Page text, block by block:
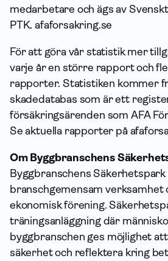
medarbetare och ägs av
PTK.afaforsakring.se
För att göra vår statistik mer
varje år en större rapport och
rapporter. Statistiken kommer
skadedatabas som är ett
försäkringsärenden som AFA
Se aktuella rapporter på
Om Byggbranschens
Byggbranschens Säkerhetspark
branschgemensam verksamhet
ekonomisk förening.
träningsanläggning där
byggbranschen ges möjlighet
säkerhet och reflektera kring